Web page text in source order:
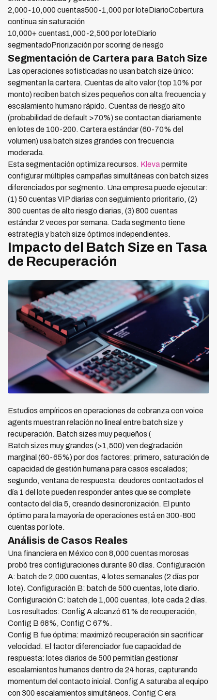
2,000-10,000 cuentas500-1,000 por loteDiarioCobertura
continua sin saturación
10,000+ cuentas1,000-2,500 por loteDiario
segmentadoPriorización por scoring de riesgo
Segmentación de Cartera para Batch Size
Las operaciones sofisticadas no usan batch size único:
segmentan la cartera. Cuentas de alto valor (top 10% por
monto) reciben batch sizes pequeños con alta frecuencia y
escalamiento humano rápido. Cuentas de riesgo alto
(probabilidad de default >70%) se contactan diariamente
en lotes de 100-200. Cartera estándar (60-70% del
volumen) usa batch sizes grandes con frecuencia
moderada.
Esta segmentación optimiza recursos. Klevapermite
configurar múltiples campañas simultáneas con batch sizes
diferenciados por segmento. Una empresa puede ejecutar:
(1) 50 cuentas VIP diarias con seguimiento prioritario, (2)
300 cuentas de alto riesgo diarias, (3) 800 cuentas
estándar 2 veces por semana. Cada segmento tiene
estrategia y batch size óptimos independientes.
Impacto del Batch Size en Tasa
de Recuperación
Estudios empíricos en operaciones de cobranza con voice
agents muestran relación no lineal entre batch size y
recuperación. Batch sizes muy pequeños (
Batch sizes muy grandes (>1,500) ven degradación
marginal (60-65%) por dos factores: primero, saturación de
capacidad de gestión humana para casos escalados;
segundo, ventana de respuesta: deudores contactados el
día 1 del lote pueden responder antes que se complete
contacto del día 5, creando desincronización. El punto
óptimo para la mayoría de operaciones está en 300-800
cuentas por lote.
Análisis de Casos Reales
Una financiera en México con 8,000 cuentas morosas
probó tres configuraciones durante 90 días. Configuración
A: batch de 2,000 cuentas, 4 lotes semanales (2 días por
lote). Configuración B: batch de 500 cuentas, lote diario.
Configuración C: batch de 1,000 cuentas, lote cada 2 días.
Los resultados: Config A alcanzó 61% de recuperación,
Config B 68%, Config C 67%.
Config B fue óptima: maximizó recuperación sin sacrificar
velocidad. El factor diferenciador fue capacidad de
respuesta: lotes diarios de 500 permitían gestionar
escalamientos humanos dentro de 24 horas, capturando
momentum del contacto inicial. Config A saturaba al equipo
con 300 escalamientos simultáneos. Config C era